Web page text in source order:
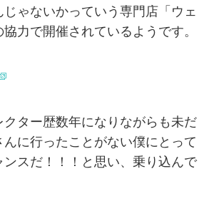
ゃないかっていう専門店「ウェ
力で開催されているようです。
クター歴数年になりながらも未だ
に行ったことがない僕にとって
ンスだ！！！と思い、乗り込んで